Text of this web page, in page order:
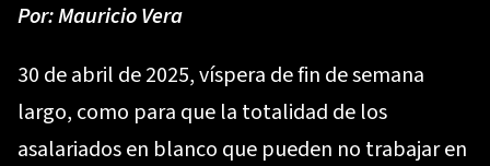
Por:Mauricio Vera
30 de abril de 2025, víspera de fin de semana
largo, como para que la totalidad de los
asalariados en blanco que pueden no trabajar en